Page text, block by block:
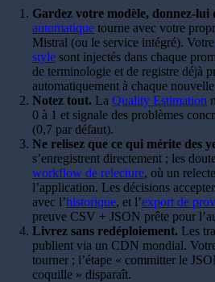
Gardez votre modèle, donnez-lui
automatique tourne avec votre
Mistral (ou le service intégré). Votre
style sont injectés dans chaque
de terminologie et de registre déjà
automatiquement à chaque
Notez tout. La Quality Estimation
0 à 1 et signale des problèmes
(0,7 par défaut).
Ne relisez que ce qui mérite des
s’enregistrent directement ; les
workflow de relecture, où un
l’application. Les décisions
avec l’historique, et l’export de
preuve CSV + JSON prête pour
Livrez sans redéploiement. Les
publient via un CDN mondial.
tourner ; l’étape « committer le
coquille » disparaît.